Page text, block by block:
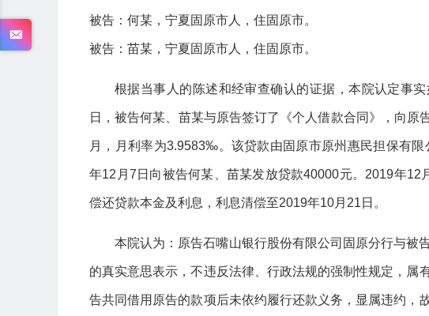
被告：何某，宁夏固原市人，住固原市。
被告：苗某，宁夏固原市人，住固原市。
根据当事人的陈述和经审查确认的证据，本院认定事
日，被告何某、苗某与原告签订了《个人借款合同》，向
月，月利率为3.9583‰。该贷款由固原市原州惠民担保有
年12月7日向被告何某、苗某发放贷款40000元。2019年
偿还贷款本金及利息，利息清偿至2019年10月21日。
本院认为：原告石嘴山银行股份有限公司固原分行与被
的真实意思表示，不违反法律、行政法规的强制性规定，属
告共同借用原告的款项后未依约履行还款义务，显属违约，